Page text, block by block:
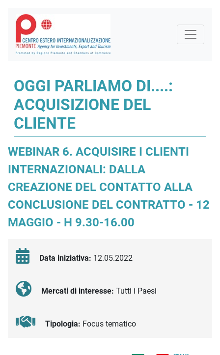
OGGI PARLIAMO DI....:
ACQUISIZIONE DEL
CLIENTE
WEBINAR 6. ACQUISIRE I CLIENTI
INTERNAZIONALI: DALLA
CREAZIONE DEL CONTATTO ALLA
CONCLUSIONE DEL CONTRATTO - 12
MAGGIO - H 9.30-16.00
Data iniziativa: 12.05.2022
Mercati di interesse: Tutti i Paesi
Tipologia: Focus tematico